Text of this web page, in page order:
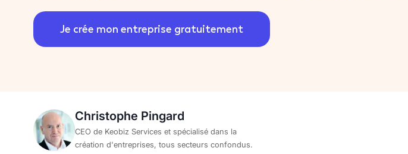
Je crée mon entreprise gratuitement
Christophe Pingard
CEO de Keobiz Services et spécialisé dans la
création d'entreprises, tous secteurs confondus.